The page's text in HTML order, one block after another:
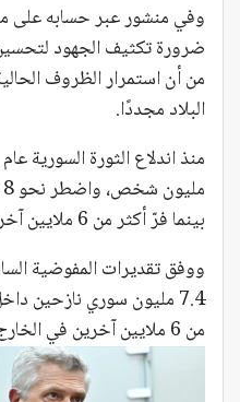
وفي منشور عبر حسابه على
ضرورة تكثيف الجهود
من أن استمرار الظروف
البلاد مجددًا.
بينما فرّ أكثر من 6 ملايين آخرين إلى خارج سوريا.
ووفق تقديرات المفوضية
7.4 مليون سوري نازحين
من 6 ملايين آخرين في الخارج.